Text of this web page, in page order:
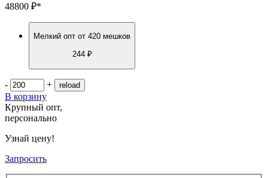
48800 ₽*
Мелкий опт от 420 мешков
244 ₽
-
+
В корзину
Крупный опт,
персонально
Узнай цену!
Запросить